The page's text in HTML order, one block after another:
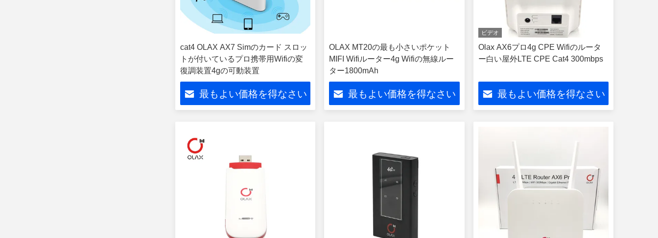
cat4 OLAX AX7 Simのカード スロッ
トが付いているプロ携帯用Wifiの変
復調装置4gの可動装置
最もよい価格を得なさい
OLAX MT20の最も小さいポケット
MIFI Wifiルーター4g Wifiの無線ルー
ター1800mAh
最もよい価格を得なさい
ビデオ
Olax AX6プロ4g CPE Wifiのルータ
ー白い屋外LTE CPE Cat4 300mbps
最もよい価格を得なさい